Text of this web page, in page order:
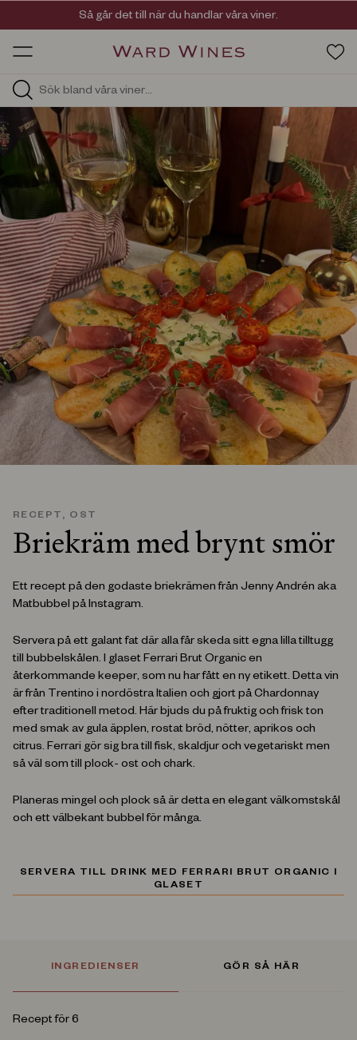
HOS
Viner med kvalitet, ursprung & personlighet
Så går det till när du handlar våra viner.
RECEPT , OST
Briekräm med brynt smör
Ett recept på den godaste briekrämen från Jenny Andrén aka
Matbubbel på Instagram.
Servera på ett galant fat där alla får skeda sitt egna lilla tilltugg
till bubbelskålen. ⁣I glaset Ferrari Brut Organic en
återkommande keeper, som nu har fått en ny etikett. Detta vin
är från Trentino i nordöstra Italien och gjort på Chardonnay
efter traditionell metod. ⁣Här bjuds du på fruktig och frisk ton
med smak av gula äpplen, rostat bröd, nötter, aprikos och
citrus. ⁣Ferrari gör sig bra till fisk, skaldjur och vegetariskt men
så väl som till plock- ost och chark. ⁣
Planeras mingel och plock så är detta en elegant välkomstskål
och ett välbekant bubbel för många. ⁣
SERVERA TILL DRINK MED FERRARI BRUT ORGANIC I
GLASET
INGREDIENSER GÖR SÅ HÄR
Recept för 6